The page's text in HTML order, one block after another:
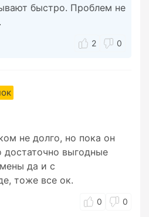
быстро. Проблем не
2 0
не долго, но пока он
достаточно выгодные
да и с
тоже все ок.
0 0